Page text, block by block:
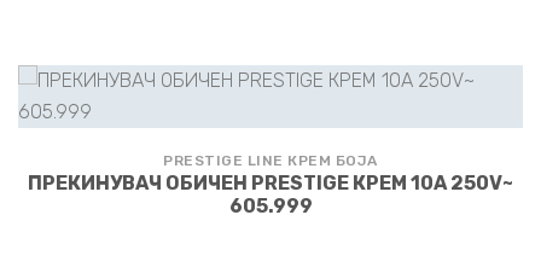
PRESTIGE LINE КРЕМ БОЈА
ПРЕКИНУВАЧ ОБИЧЕН PRESTIGE КРЕМ 10A 250V~
605.999